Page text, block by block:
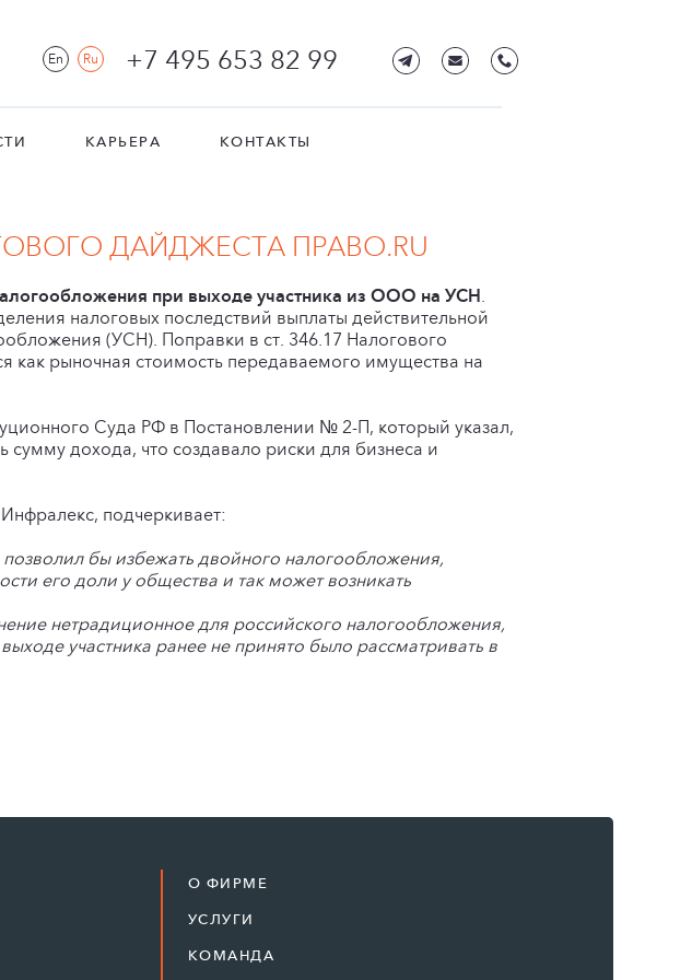
En Ru +7 495 653 82 99
КАРЬЕРА КОНТАКТЫ
ДАЙДЖЕСТА ПРАВО.RU
при выходе участника из ООО на УСН.
налоговых последствий выплаты действительной
(УСН). Поправки в ст. 346.17 Налогового
как рыночная стоимость передаваемого имущества на
Суда РФ в Постановлении № 2-П, который указал,
дохода, что создавало риски для бизнеса и
подчеркивает:
бы избежать двойного налогообложения,
его доли у общества и так может возникать
нетрадиционное для российского налогообложения,
участника ранее не принято было рассматривать в
О ФИРМЕ
УСЛУГИ
КОМАНДА